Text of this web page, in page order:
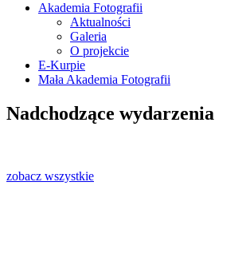
Oficjalna strona
Akademia Fotografii
Aktualności
Galeria
O projekcie
E-Kurpie
Mała Akademia Fotografii
Nadchodzące wydarzenia
zobacz wszystkie